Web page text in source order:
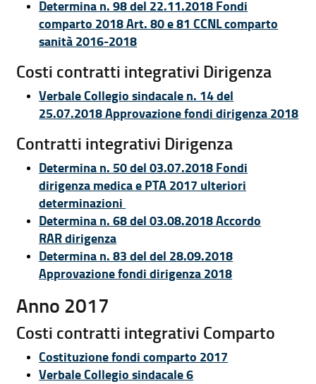
Determina n. 98 del 22.11.2018 Fondi
comparto 2018 Art. 80 e 81 CCNL comparto
sanità 2016-2018
Costi contratti integrativi Dirigenza
Verbale Collegio sindacale n. 14 del
25.07.2018 Approvazione fondi dirigenza 2018
Contratti integrativi Dirigenza
Determina n. 50 del 03.07.2018 Fondi
dirigenza medica e PTA 2017 ulteriori
determinazioni
Determina n. 68 del 03.08.2018 Accordo
RAR dirigenza
Determina n. 83 del del 28.09.2018
Approvazione fondi dirigenza 2018
Anno 2017
Costi contratti integrativi Comparto
Costituzione fondi comparto 2017
Verbale Collegio sindacale 6